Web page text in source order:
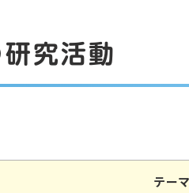
究活動
テー